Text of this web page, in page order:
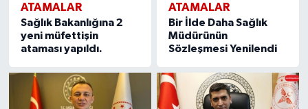
ATAMALAR
Sağlık Bakanlığına 2
yeni müfettişin
ataması yapıldı.
ATAMALAR
Bir İlde Daha Sağlık
Müdürünün
Sözleşmesi Yenilendi